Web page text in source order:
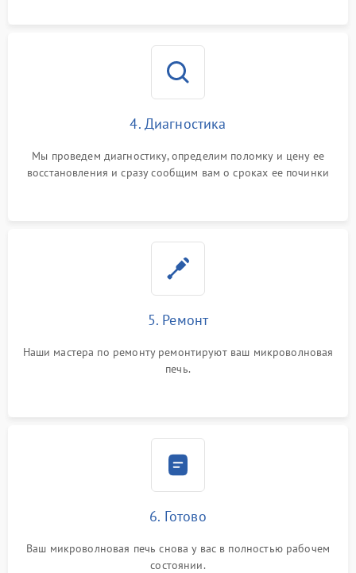
4. Диагностика
Мы проведем диагностику, определим поломку и цену ее
восстановления и сразу сообщим вам о сроках ее починки
5. Ремонт
Наши мастера по ремонту ремонтируют ваш микроволновая
печь.
6. Готово
Ваш микроволновая печь снова у вас в полностью рабочем
состоянии.